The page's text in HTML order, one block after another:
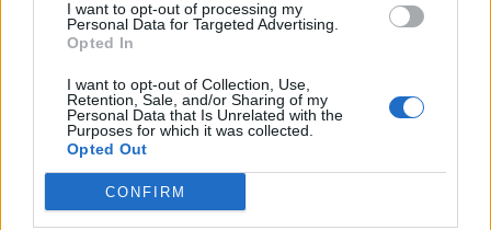
I want to opt-out of processing my
Personal Data for Targeted Advertising.
Opted In
I want to opt-out of Collection, Use,
Retention, Sale, and/or Sharing of my
Personal Data that Is Unrelated with the
Purposes for which it was collected.
Opted Out
CONFIRM